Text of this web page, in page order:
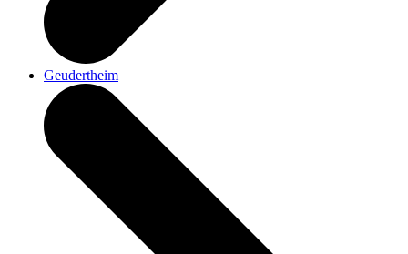
Geudertheim